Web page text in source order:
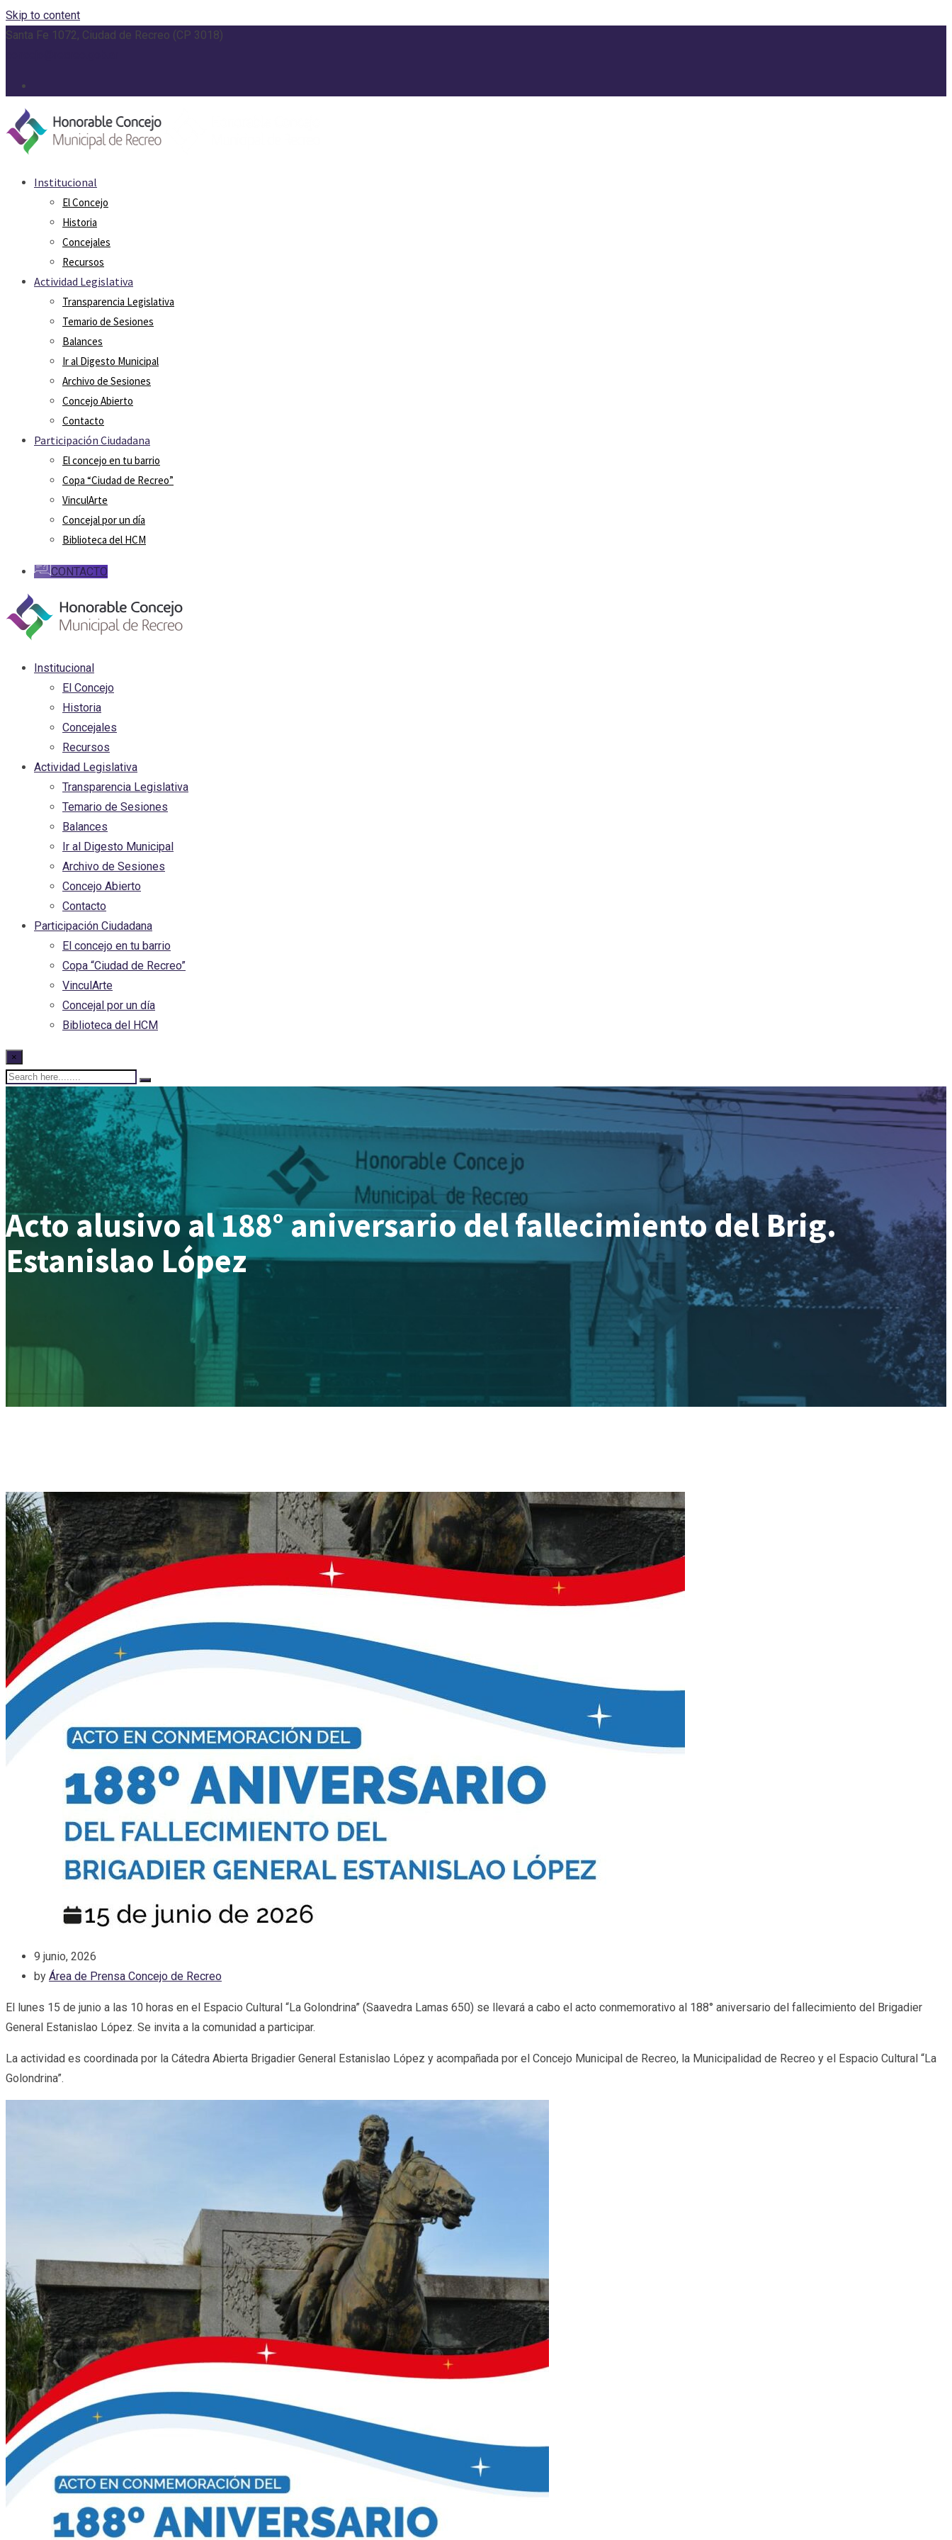
Skip to content
Santa Fe 1072, Ciudad de Recreo (CP 3018)
Institucional
El Concejo
Historia
Concejales
Recursos
Actividad Legislativa
Transparencia Legislativa
Temario de Sesiones
Balances
Ir al Digesto Municipal
Archivo de Sesiones
Concejo Abierto
Contacto
Participación Ciudadana
El concejo en tu barrio
Copa “Ciudad de Recreo”
VinculArte
Concejal por un día
Biblioteca del HCM
CONTACTO
Institucional
El Concejo
Historia
Concejales
Recursos
Actividad Legislativa
Transparencia Legislativa
Temario de Sesiones
Balances
Ir al Digesto Municipal
Archivo de Sesiones
Concejo Abierto
Contacto
Participación Ciudadana
El concejo en tu barrio
Copa “Ciudad de Recreo”
VinculArte
Concejal por un día
Biblioteca del HCM
×
Acto alusivo al 188° aniversario del fallecimiento del Brig.
Estanislao López
9 junio, 2026
by Área de Prensa Concejo de Recreo
El lunes 15 de junio a las 10 horas en el Espacio Cultural “La Golondrina” (Saavedra Lamas 650) se llevará a cabo el acto conmemorativo al 188° aniversario del fallecimiento del Brigadier
General Estanislao López. Se invita a la comunidad a participar.
La actividad es coordinada por la Cátedra Abierta Brigadier General Estanislao López y acompañada por el Concejo Municipal de Recreo, la Municipalidad de Recreo y el Espacio Cultural “La
Golondrina”.